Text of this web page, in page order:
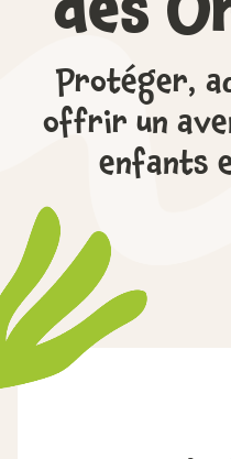
des
Protéger,
offrir un
enfants